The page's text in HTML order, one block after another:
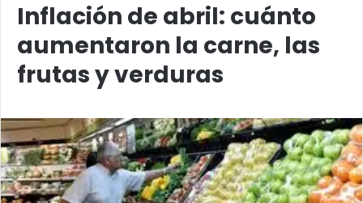
Inflación de abril: cuánto
aumentaron la carne, las
frutas y verduras